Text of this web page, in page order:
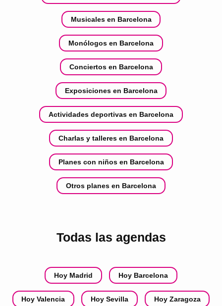
Musicales en Barcelona
Monólogos en Barcelona
Conciertos en Barcelona
Exposiciones en Barcelona
Actividades deportivas en Barcelona
Charlas y talleres en Barcelona
Planes con niños en Barcelona
Otros planes en Barcelona
Todas las agendas
Hoy Madrid Hoy Barcelona
Hoy Valencia Hoy Sevilla Hoy Zaragoza